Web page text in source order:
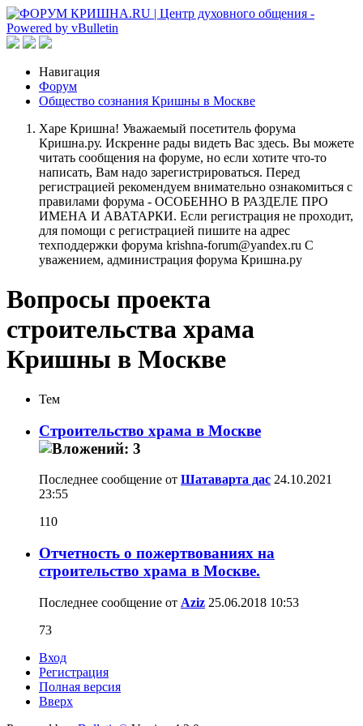
Навигация
Форум
Общество сознания Кришны в Москве
Харе Кришна! Уважаемый посетитель форума
Кришна.ру. Искренне рады видеть Вас здесь. Вы можете
читать сообщения на форуме, но если хотите что-то
написать, Вам надо зарегистрироваться. Перед
регистрацией рекомендуем внимательно ознакомиться с
правилами форума - ОСОБЕННО В РАЗДЕЛЕ ПРО
ИМЕНА И АВАТАРКИ. Если регистрация не проходит,
для помощи с регистрацией пишите на адрес
техподдержки форума krishna-forum@yandex.ru С
уважением, администрация форума Кришна.ру
Вопросы проекта
строительства храма
Кришны в Москве
Тем
Строительство храма в Москве
Последнее сообщение от Шатаварта дас 24.10.2021
23:55
110
Отчетность о пожертвованиях на
строительство храма в Москве.
Последнее сообщение от Aziz 25.06.2018 10:53
73
Вход
Регистрация
Полная версия
Вверх